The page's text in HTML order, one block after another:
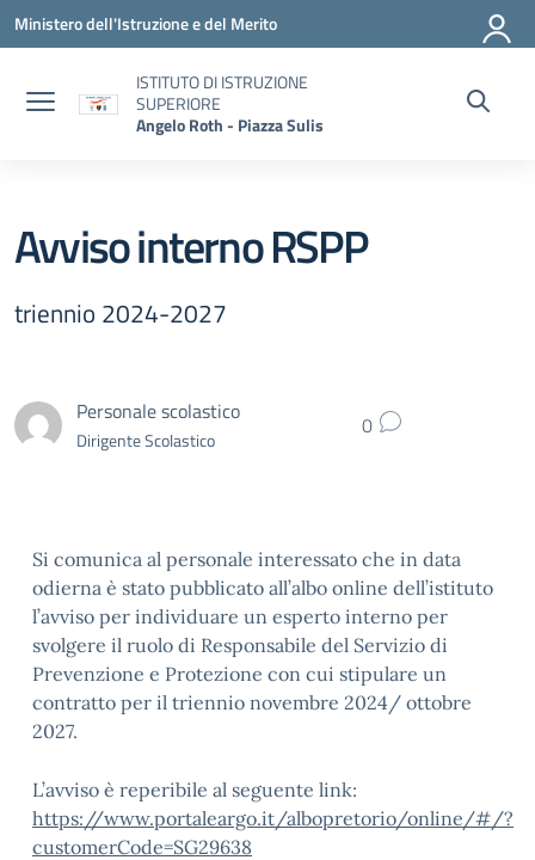
Vai ai contenuti
Vai al menu di navigazione
Vai al footer
Ministero dell'Istruzione e del Merito
ISTITUTO DI ISTRUZIONE
SUPERIORE
Angelo Roth - Piazza Sulis
Avviso interno RSPP
triennio 2024-2027
Personale scolastico
Dirigente Scolastico 0
Si comunica al personale interessato che in data
odierna è stato pubblicato all’albo online dell’istituto
l’avviso per individuare un esperto interno per
svolgere il ruolo di Responsabile del Servizio di
Prevenzione e Protezione con cui stipulare un
contratto per il triennio novembre 2024/ ottobre
2027.
L’avviso è reperibile al seguente link:
https://www.portaleargo.it/albopretorio/online/#/?
customerCode=SG29638